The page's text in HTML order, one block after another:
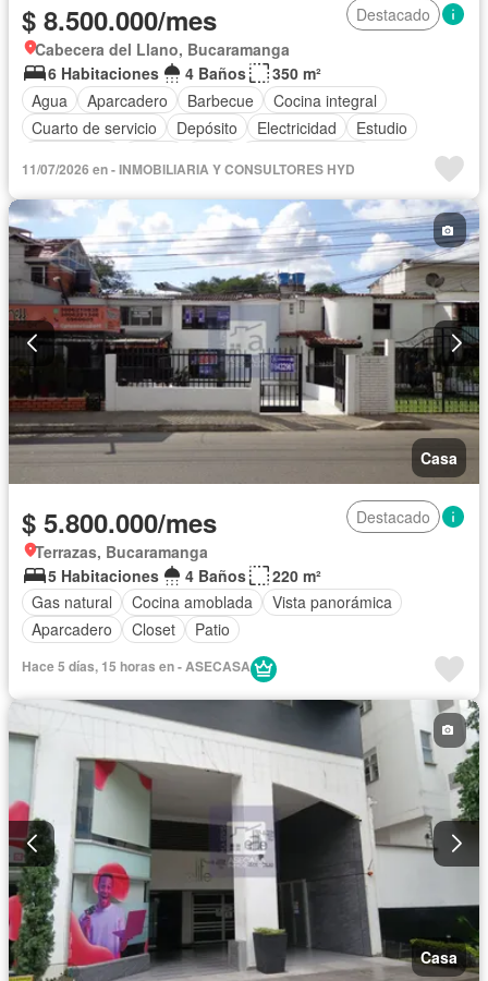
$ 8.500.000/mes
Destacado
Cabecera del Llano, Bucaramanga
6 Habitaciones
4 Baños
350 m²
Agua
Aparcadero Barbecue
Cocina integral
Cuarto de servicio
Depósito Electricidad
Estudio
Vista panorámica
Permite mascotas Permite niños
11/07/2026 en - INMOBILIARIA Y CONSULTORES HYD
Casa
$ 5.800.000/mes
Destacado
Terrazas, Bucaramanga
5 Habitaciones
4 Baños
220 m²
Gas natural
Cocina amoblada
Vista panorámica
Aparcadero
Closet Patio
Hace 5 días, 15 horas en - ASECASA
Casa